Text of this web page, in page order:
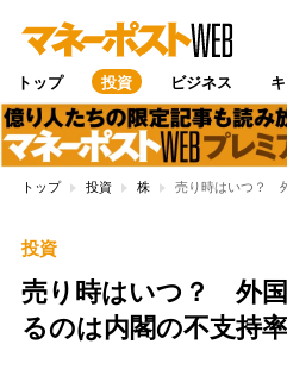
トップ 投資 ビジネス
トップ 投資 株 売り時はいつ？
投資
売り時はいつ？ 外
るのは内閣の不支持率